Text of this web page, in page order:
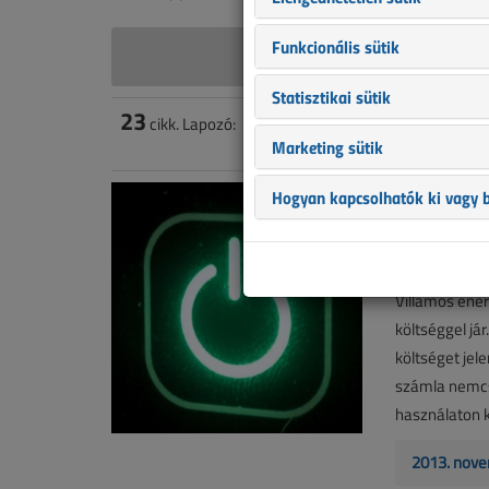
23 cikk. Lapozó: 1 2
Standby,
Villamos
költséggel
költséget
számla
használaton
2013.
Funkcionális sütik
Statisztikai sütik
Marketing sütik
Hogyan kapcsolhatók ki vagy